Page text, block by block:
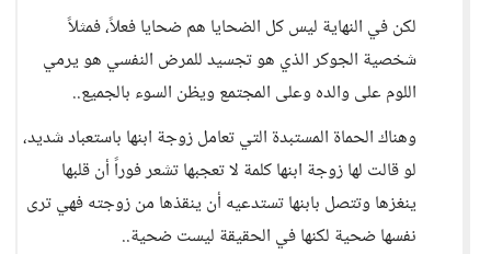
لكن في النهاية ليس كل الضحايا هم ضحايا فعلاً، فمثلاً
شخصية الجوكر الذي هو تجسيد للمرض النفسي هو يرمي
اللوم على والده وعلى المجتمع ويظن السوء بالجميع..
وهناك الحماة المستبدة التي تعامل زوجة ابنها باستعباد شديد،
لو قالت لها زوجة ابنها كلمة لا تعجبها تشعر فوراً أن قلبها
ينغزها وتتصل بابنها تستدعيه أن ينقذها من زوجته فهي ترى
نفسها ضحية لكنها في الحقيقة ليست ضحية..